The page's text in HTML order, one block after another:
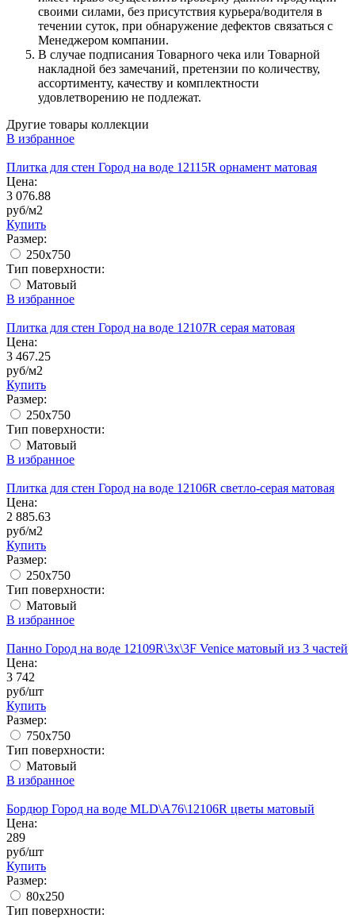
своими силами, без присутствия курьера/водителя в
течении суток, при обнаружение дефектов связаться с
Менеджером компании.
В случае подписания Товарного чека или Товарной
накладной без замечаний, претензии по количеству,
ассортименту, качеству и комплектности
удовлетворению не подлежат.
Другие товары коллекции
В избранное
Плитка для стен Город на воде 12115R орнамент матовая
Цена:
3 076.88
руб/м2
Купить
Размер:
250x750
Тип поверхности:
Матовый
В избранное
Плитка для стен Город на воде 12107R серая матовая
Цена:
3 467.25
руб/м2
Купить
Размер:
250x750
Тип поверхности:
Матовый
В избранное
Плитка для стен Город на воде 12106R светло-серая матовая
Цена:
2 885.63
руб/м2
Купить
Размер:
250x750
Тип поверхности:
Матовый
В избранное
Панно Город на воде 12109R\3x\3F Venice матовый из 3 частей
Цена:
3 742
руб/шт
Купить
Размер:
750х750
Тип поверхности:
Матовый
В избранное
Бордюр Город на воде MLD\A76\12106R цветы матовый
Цена:
289
руб/шт
Купить
Размер:
80х250
Тип поверхности: